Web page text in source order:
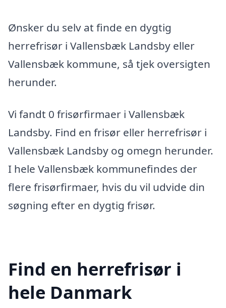
Ønsker du selv at finde en dygtig
herrefrisør i Vallensbæk Landsby eller
Vallensbæk kommune, så tjek oversigten
herunder.
Vi fandt 0 frisørfirmaer i Vallensbæk
Landsby. Find en frisør eller herrefrisør i
Vallensbæk Landsby og omegn herunder.
I hele Vallensbæk kommunefindes der
flere frisørfirmaer, hvis du vil udvide din
søgning efter en dygtig frisør.
Find en herrefrisør i
hele Danmark